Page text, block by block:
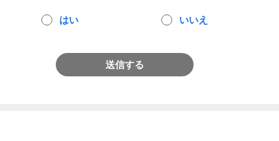
はい いいえ
送信する